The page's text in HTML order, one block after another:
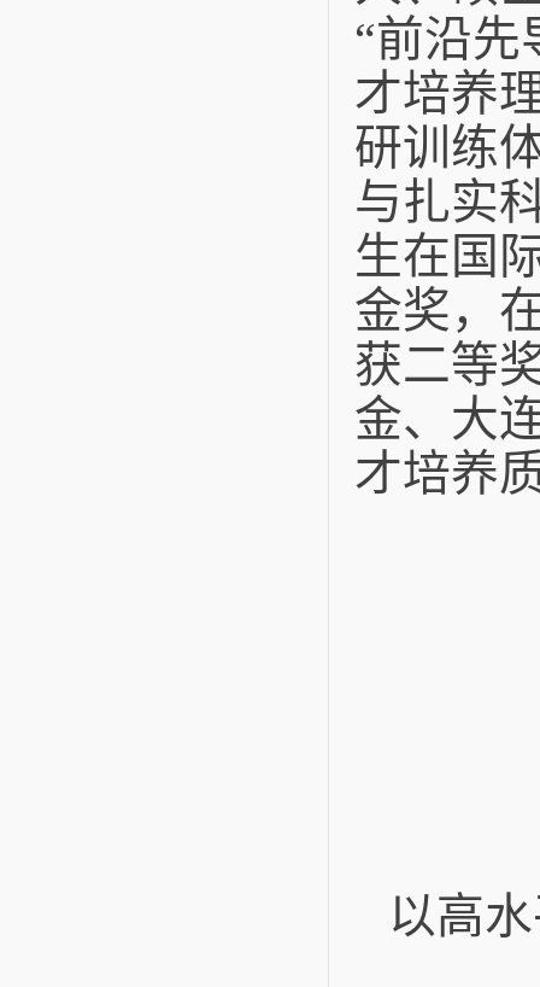
“前沿先
才培养
研训练
与扎实
生在国
金奖，
获二等
金、大
才培养
以高